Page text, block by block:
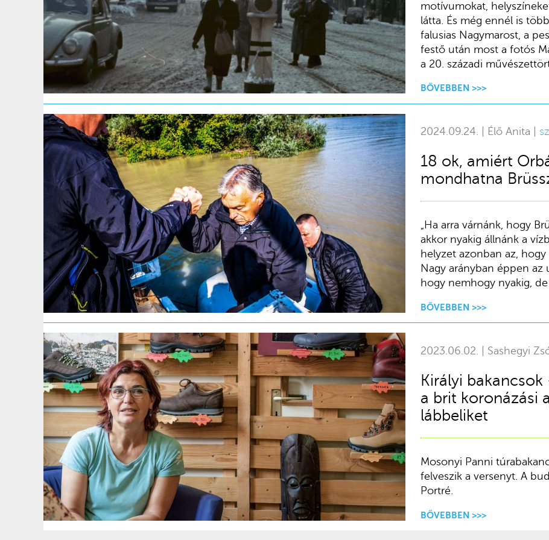
motívumokat,
látta. És még ennél is
falusias Nagymarost, a
festő után most a fotós
a 20. századi
BŐVEBBEN >>>
2024.09.24. | Élő Anita |
18 ok, amiért
mondhatna
„Ha arra várnánk, hogy
akkor nyakig állnánk a
helyzet azonban az,
Nagy arányban éppen
hogy nemhogy nyakig,
BŐVEBBEN >>>
2023.06.02. | Sashegyi
Királyi
a brit koronázási
lábbeliket
Mosonyi Panni
felveszik a versenyt. A
Portré.
BŐVEBBEN >>>